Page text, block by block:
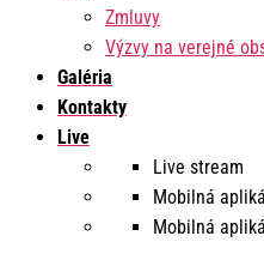
Zmluvy
Výzvy na verejné
Galéria
Kontakty
Live
Live stream
Mobilná
Mobilná